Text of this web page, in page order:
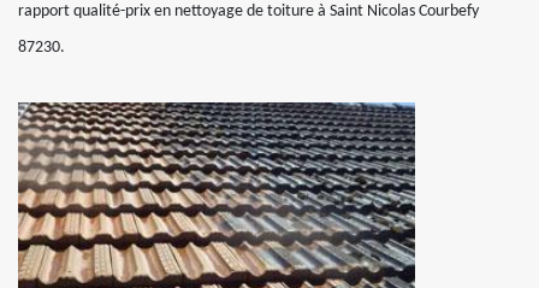
rapport qualité-prix en nettoyage de toiture à Saint Nicolas Courbefy
87230.